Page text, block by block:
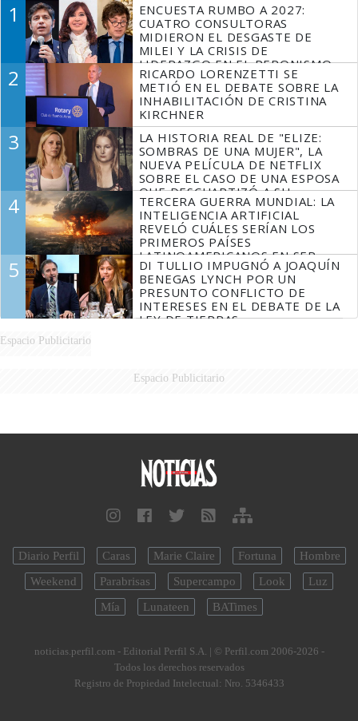
1
ENCUESTA RUMBO A 2027:
CUATRO CONSULTORAS
MIDIERON EL DESGASTE DE
MILEI Y LA CRISIS DE
LIDERAZGO EN EL PERONISMO
2
RICARDO LORENZETTI SE
METIÓ EN EL DEBATE SOBRE LA
INHABILITACIÓN DE CRISTINA
KIRCHNER
3
LA HISTORIA REAL DE "ELIZE:
SOMBRAS DE UNA MUJER", LA
NUEVA PELÍCULA DE NETFLIX
SOBRE EL CASO DE UNA ESPOSA
QUE DESCUARTIZÓ A SU
MARIDO
4
TERCERA GUERRA MUNDIAL: LA
INTELIGENCIA ARTIFICIAL
REVELÓ CUÁLES SERÍAN LOS
PRIMEROS PAÍSES
LATINOAMERICANOS EN SER
DERROTADOS
5
DI TULLIO IMPUGNÓ A JOAQUÍN
BENEGAS LYNCH POR UN
PRESUNTO CONFLICTO DE
INTERESES EN EL DEBATE DE LA
LEY DE TIERRAS
Espacio Publicitario
Espacio Publicitario
Diario Perfil Caras Marie Claire Fortuna
Hombre
Weekend
Parabrisas Supercampo Look
Luz
Mía
Lunateen BATimes
noticias.perfil.com - Editorial Perfil S.A. | © Perfil.com 2006-2026 -
Todos los derechos reservados
Registro de Propiedad Intelectual: Nro. 5346433